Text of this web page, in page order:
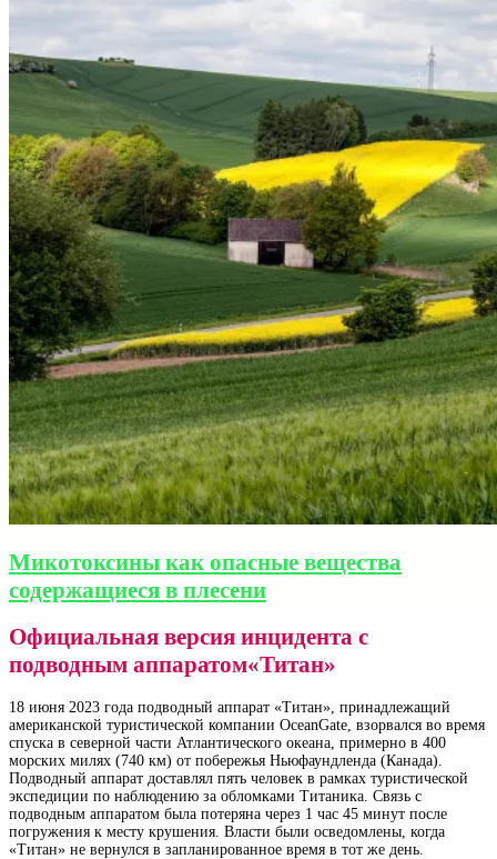
Микотоксины как опасные вещества
содержащиеся в плесени
Официальная версия инцидента с
подводным аппаратом«Титан»
18 июня 2023 года подводный аппарат «Титан», принадлежащий
американской туристической компании OceanGate, взорвался во время
спуска в северной части Атлантического океана, примерно в 400
морских милях (740 км) от побережья Ньюфаундленда (Канада).
Подводный аппарат доставлял пять человек в рамках туристической
экспедиции по наблюдению за обломками Титаника. Связь с
подводным аппаратом была потеряна через 1 час 45 минут после
погружения к месту крушения. Власти были осведомлены, когда
«Титан» не вернулся в запланированное время в тот же день.